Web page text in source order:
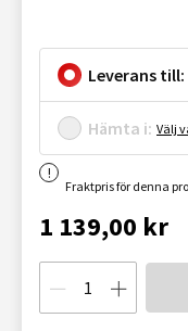
Leverans till:
Hämta i: Välj
Fraktpris för denna
1 139,00 kr